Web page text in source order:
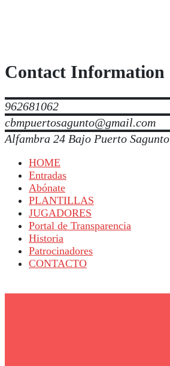
Contact Information
962681062
cbmpuertosagunto@gmail.com
Alfambra 24 Bajo Puerto Sagunto
HOME
Entradas
Abónate
PLANTILLAS
JUGADORES
Portal de Transparencia
Historia
Patrocinadores
CONTACTO